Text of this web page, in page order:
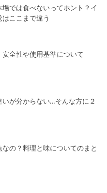
では食べないってホント？イ
ここまで違う
全性や使用基準について
いが分からない…そんな方に２
なの？料理と味についてのまと